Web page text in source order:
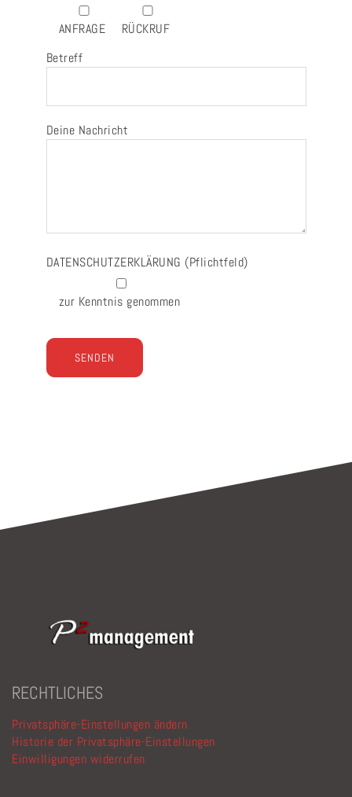
ANFRAGE
RÜCKRUF
Betreff
Deine Nachricht
DATENSCHUTZERKLÄRUNG (Pflichtfeld)
zur Kenntnis genommen
RECHTLICHES
Privatsphäre-Einstellungen ändern
Historie der Privatsphäre-Einstellungen
Einwilligungen widerrufen